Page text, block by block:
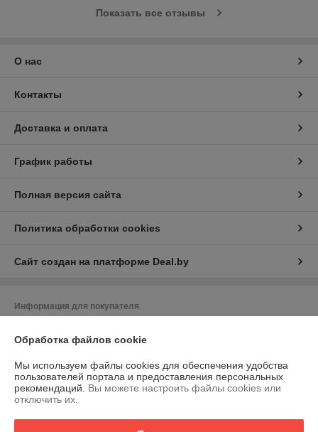
Показать все отзывы
О нас
Контакты
Доставка и оплата
График работы
Полная версия сайта
Политика обработки cookies
Сайт создан на платформе Deal.by
Информация для покупателя
предприятие "АСНмаркет"
Регистрационный номер ЕГР: 191129356
УНП: 191129356
Регистрационный орган: Мингорисполком
Обработка файлов cookie
Мы используем файлы cookies для обеспечения удобства
пользователей портала и предоставления персональных
рекомендаций. Вы можете настроить файлы cookies или
отключить их.